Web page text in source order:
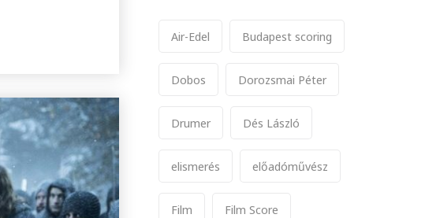
Air-Edel Budapest scoring
Dobos Dorozsmai Péter
Drumer Dés László
elismerés előadóművész
Film Film Score